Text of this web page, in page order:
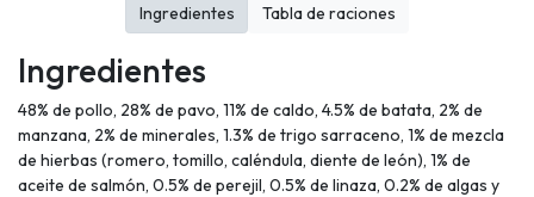
Ingredientes
48% de pollo, 28% de pavo, 11% de caldo, 4.5% de batata, 2% de
manzana, 2% de minerales, 1.3% de trigo sarraceno, 1% de mezcla
de hierbas (romero, tomillo, caléndula, diente de león), 1% de
aceite de salmón, 0.5% de perejil, 0.5% de linaza, 0.2% de algas y
Ingredientes Tabla de raciones